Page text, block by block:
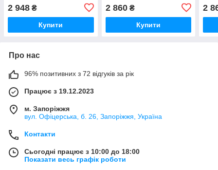
2 948 ₴
Купити
Cream 50 мл
2 860₴
Купити
2
Про нас
96% позитивних з 72 відгуків за рік
Працює з 19.12.2023
м. Запоріжжя
вул. Офіцерська, б. 26, Запоріжжя, Україна
Контакти
Сьогодні працює з 10:00 до 18:00
Показати весь графік роботи